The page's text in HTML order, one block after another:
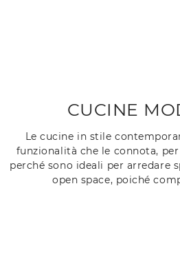
CUCINE
Le cucine in stile
funzionalità che le connota,
perché sono ideali per arredare
open space, poiché